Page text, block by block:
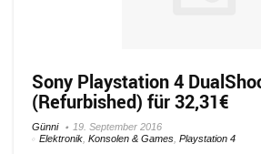
Sony Playstation 4
(Refurbished) für 32,31€
Günni
19. September 2016
Elektronik Konsolen & Games Playstation 4